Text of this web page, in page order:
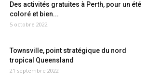
Des activités gratuites à Perth, pour un été
coloré et bien...
5 octobre 2022
Townsville, point stratégique du nord
tropical Queensland
21 septembre 2022